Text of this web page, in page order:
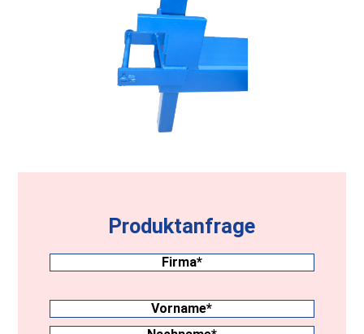
Produktanfrage
Firma(erforderlich)
Nachname(erforderlich)
Vorname